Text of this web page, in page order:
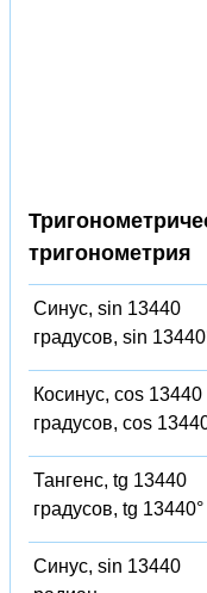
тригонометрия
Синус, sin 13440
градусов, sin
Косинус, cos 13440
градусов, cos
Тангенс, tg 13440
градусов, tg 13440°
Синус, sin 13440